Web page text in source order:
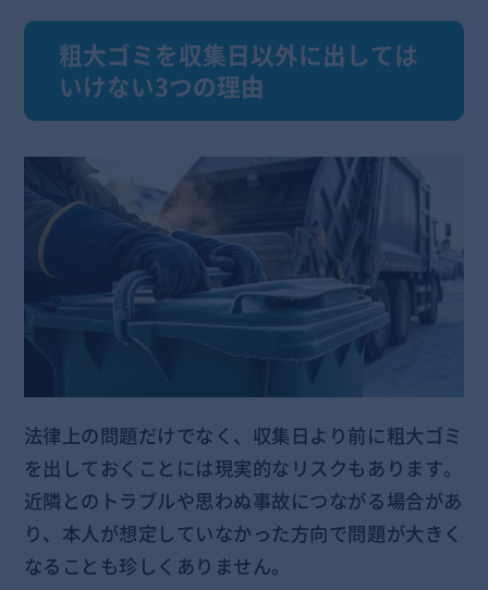
粗大ゴミを収集日以外に出しては
いけない3つの理由
法律上の問題だけでなく、収集日より前に粗大ゴミ
を出しておくことには現実的なリスクもあります。
近隣とのトラブルや思わぬ事故につながる場合があ
り、本人が想定していなかった方向で問題が大きく
なることも珍しくありません。